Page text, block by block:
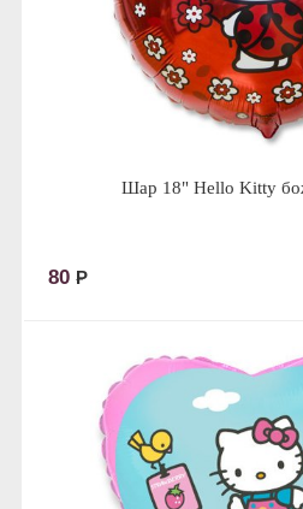
Шар 18" Hello Kitty
80 Р